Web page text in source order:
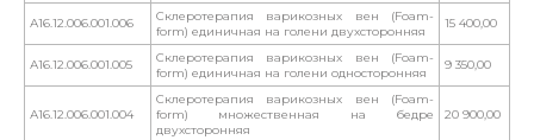
А16.12.006.001.006
Склеротерапия варикозных вен (Foam-
form) единичная на голени двухсторонняя
15 400,00
А16.12.006.001.005
Склеротерапия варикозных вен (Foam-
form) единичная на голени односторонняя
9 350,00
А16.12.006.001.004
Склеротерапия варикозных вен (Foam-
form) множественная на бедре
двухсторонняя
20 900,00